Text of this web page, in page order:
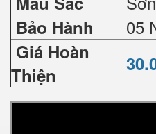
Bảo Hành 05
Giá Hoàn
Thiện